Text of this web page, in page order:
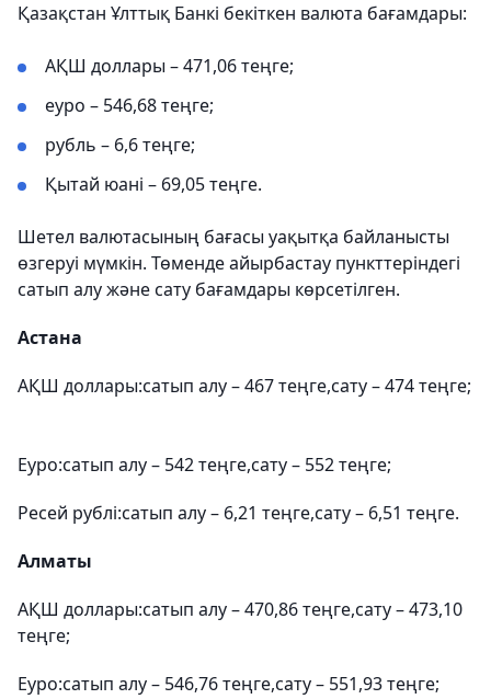
Қазақстан Ұлттық Банкі бекіткен валюта бағамдары:
АҚШ доллары – 471,06 теңге;
еуро – 546,68 теңге;
рубль – 6,6 теңге;
Қытай юані – 69,05 теңге.
Шетел валютасының бағасы уақытқа байланысты
өзгеруі мүмкін. Төменде айырбастау пункттеріндегі
сатып алу және сату бағамдары көрсетілген.
Астана
АҚШ доллары:сатып алу – 467 теңге,сату – 474 теңге;
Еуро:сатып алу – 542 теңге,сату – 552 теңге;
Ресей рублі:сатып алу – 6,21 теңге,сату – 6,51 теңге.
Алматы
АҚШ доллары:сатып алу – 470,86 теңге,сату – 473,10
теңге;
Еуро:сатып алу – 546,76 теңге,сату – 551,93 теңге;